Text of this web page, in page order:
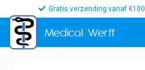
Gratis verzending vanaf €100
Medical Werff